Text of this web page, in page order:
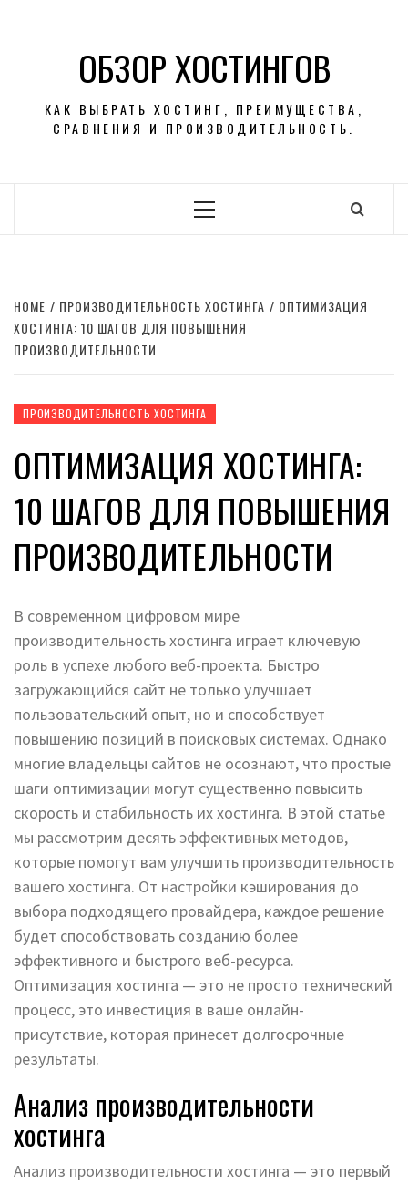
ОБЗОР ХОСТИНГОВ
КАК ВЫБРАТЬ ХОСТИНГ, ПРЕИМУЩЕСТВА,
СРАВНЕНИЯ И ПРОИЗВОДИТЕЛЬНОСТЬ.
Primary
HOME ПРОИЗВОДИТЕЛЬНОСТЬ ХОСТИНГА
ОПТИМИЗАЦИЯ
ХОСТИНГА: 10 ШАГОВ ДЛЯ ПОВЫШЕНИЯ
ПРОИЗВОДИТЕЛЬНОСТИ
ПРОИЗВОДИТЕЛЬНОСТЬ ХОСТИНГА
ОПТИМИЗАЦИЯ ХОСТИНГА:
10 ШАГОВ ДЛЯ ПОВЫШЕНИЯ
ПРОИЗВОДИТЕЛЬНОСТИ
В современном цифровом мире
производительность хостинга играет ключевую
роль в успехе любого веб-проекта. Быстро
загружающийся сайт не только улучшает
пользовательский опыт, но и способствует
повышению позиций в поисковых системах. Однако
многие владельцы сайтов не осознают, что простые
шаги оптимизации могут существенно повысить
скорость и стабильность их хостинга. В этой статье
мы рассмотрим десять эффективных методов,
которые помогут вам улучшить производительность
вашего хостинга. От настройки кэширования до
выбора подходящего провайдера, каждое решение
будет способствовать созданию более
эффективного и быстрого веб-ресурса.
Оптимизация хостинга — это не просто технический
процесс, это инвестиция в ваше онлайн-
присутствие, которая принесет долгосрочные
результаты.
Анализ производительности
хостинга
Анализ производительности хостинга — это первый